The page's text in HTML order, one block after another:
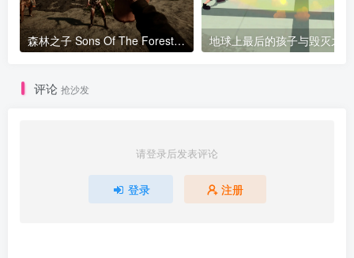
森林之子 Sons Of The Forest v50204版 官方中文 附联机补丁
评论 抢沙发
请登录后发表评论
登录 注册